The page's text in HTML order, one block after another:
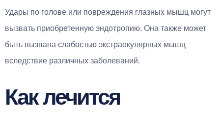
Удары по голове или повреждения глазных мышц могут
вызвать приобретенную эндотропию. Она также может
быть вызвана слабостью экстраокулярных мышц
вследствие различных заболеваний.
Как лечится